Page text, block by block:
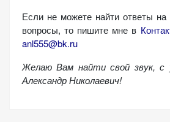
Если не можете найти ответы
вопросы, то пишите мне в
anl555@bk.ru
Желаю Вам найти свой звук, с
Александр Николаевич!